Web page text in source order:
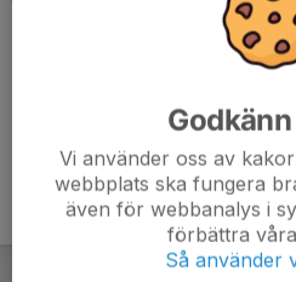
Vi använder oss av
webbplats ska fungera
även för webbanalys i
förbättra
Så använder